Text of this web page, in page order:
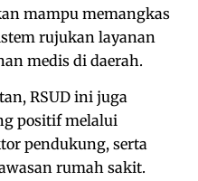
mampu memangkas
rujukan layanan
medis di daerah.
RSUD ini juga
positif melalui
pendukung, serta
rumah sakit.